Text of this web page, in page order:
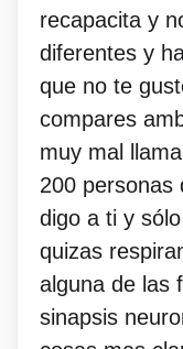
recapacita y
diferentes y
que no te
compares
muy mal
200 personas
digo a ti y
quizas
alguna de las
sinapsis